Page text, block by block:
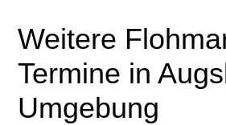
Weitere
Termine in
Umgebung